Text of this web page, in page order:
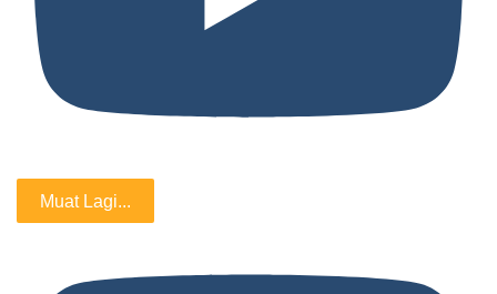
Muat Lagi...